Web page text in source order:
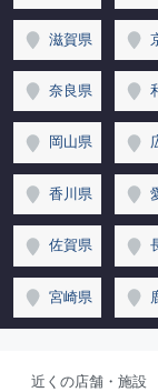
滋賀県
奈良県
岡山県
香川県
佐賀県
宮崎県
近くの店舗・施設